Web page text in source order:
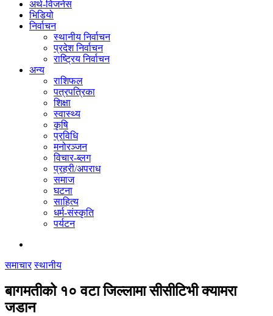
अर्थ-विजनेस
भिडियो
निर्वाचन
स्थानीय निर्वाचन
प्रदेश निर्वाचन
राष्ट्रिय निर्वाचन
अन्य
राशिफल
पत्रपत्रिका
शिक्षा
स्वास्थ्य
कृषि
प्रविधि
मनोरञ्जन
विचार-ब्लग
प्रहरी/अपराध
समाज
घटना
साहित्य
धर्म-संस्कृति
पर्यटन
समाचार स्थानीय
बागमतीको १० वटा जिल्लामा सीसीटिभी क्यामरा
जडान